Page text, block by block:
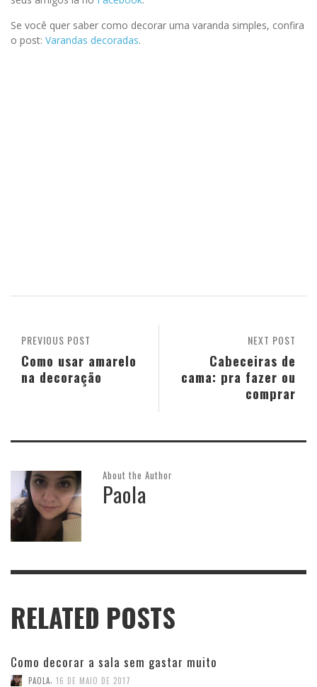
Se você quer saber como decorar uma varanda simples, confira
o post: Varandas decoradas.
NEXT POST
Cabeceiras de
cama: pra fazer ou
comprar
PREVIOUS POST
Como usar amarelo
na decoração
About the Author
Paola
RELATED POSTS
Como decorar a sala sem gastar muito
PAOLA 16 DE MAIO DE 2017